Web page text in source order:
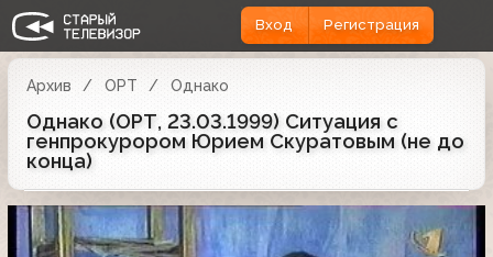
Вход Регистрация
Архив ОРТ Однако
Однако (ОРТ, 23.03.1999) Ситуация с
генпрокурором Юрием Скуратовым (не до
конца)